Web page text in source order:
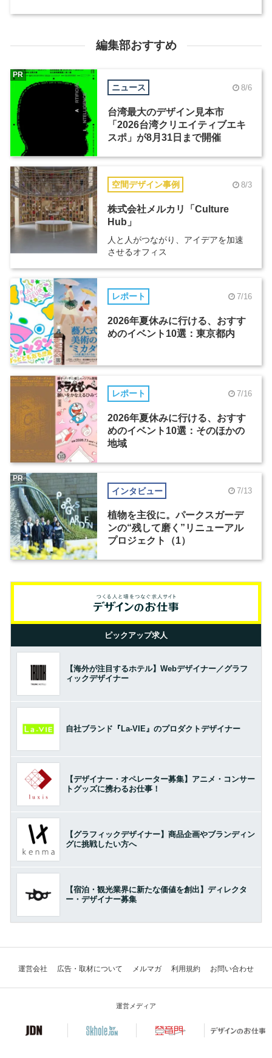
編集部おすすめ
ニュース 8/6
台湾最大のデザイン見本市
「2026台湾クリエイティブエキ
スポ」が8月31日まで開催
PR
空間デザイン事例 8/3
株式会社メルカリ「Culture
Hub」
人と人がつながり、アイデアを加速
させるオフィス
レポート 7/16
2026年夏休みに行ける、おすす
めのイベント10選：東京都内
レポート 7/16
2026年夏休みに行ける、おすす
めのイベント10選：そのほかの
地域
インタビュー 7/13
植物を主役に。パークスガーデ
ンの“残して磨く”リニューアル
プロジェクト（1）
PR
ピックアップ求人
【海外が注目するホテル】Webデザイナー／グラフ
ィックデザイナー
自社ブランド『La-VIE』のプロダクトデザイナー
【デザイナー・オペレーター募集】アニメ・コンサー
トグッズに携わるお仕事！
【グラフィックデザイナー】商品企画やブランディン
グに挑戦したい方へ
【宿泊・観光業界に新たな価値を創出】ディレクタ
ー・デザイナー募集
運営会社 広告・取材について メルマガ 利用規約 お問い合わせ
運営メディア